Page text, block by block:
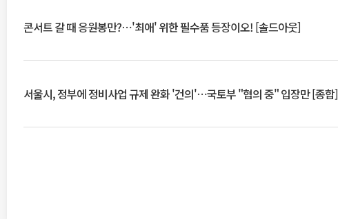
콘서트 갈 때 응원봉만?⋯'최애' 위한 필수품 등장이오! [솔드아웃]
서울시, 정부에 정비사업 규제 완화 '건의'⋯국토부 "협의 중" 입장만 [종합]